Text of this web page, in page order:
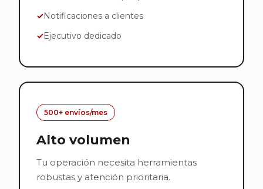
Notificaciones a clientes
Ejecutivo dedicado
500+ envíos/mes
Alto volumen
Tu operación necesita herramientas
robustas y atención prioritaria.